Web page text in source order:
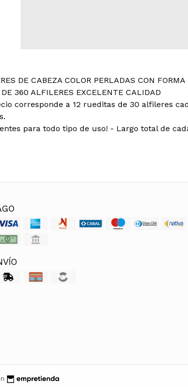
DE CABEZA COLOR PERLADAS CON FORMA
360 ALFILERES EXCELENTE CALIDAD
corresponde a 12 rueditas de 30 alfileres
para todo tipo de uso! - Largo total de